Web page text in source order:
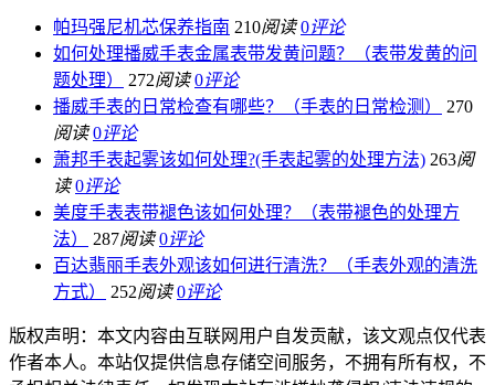
帕玛强尼机芯保养指南 210阅读 0评论
如何处理播威手表金属表带发黄问题？（表带发黄的问
题处理）
272阅读 0评论
播威手表的日常检查有哪些？（手表的日常检测）
270
阅读 0评论
萧邦手表起雾该如何处理?(手表起雾的处理方法) 263阅
读 0评论
美度手表表带褪色该如何处理？（表带褪色的处理方
法）
287阅读 0评论
百达翡丽手表外观该如何进行清洗？（手表外观的清洗
方式）
252阅读 0评论
版权声明：本文内容由互联网用户自发贡献，该文观点仅代表
作者本人。本站仅提供信息存储空间服务，不拥有所有权，不